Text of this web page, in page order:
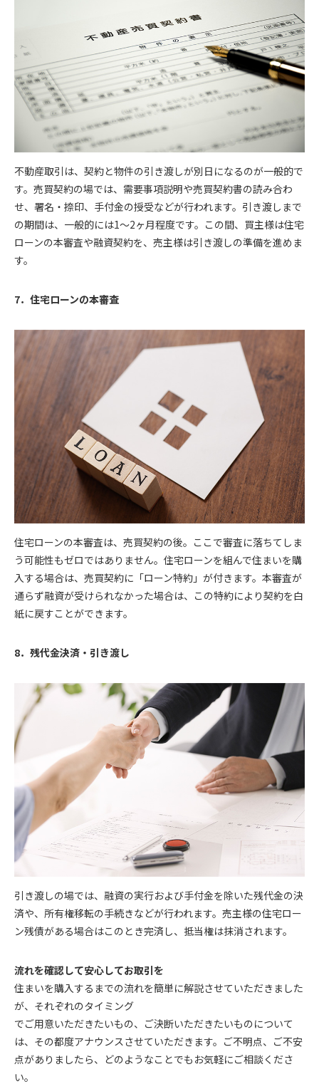
不動産取引は、契約と物件の引き渡しが別日になるのが一般的で
す。売買契約の場では、需要事項説明や売買契約書の読み合わ
せ、署名・捺印、手付金の授受などが行われます。引き渡しまで
の期間は、一般的には1〜2ヶ月程度です。この間、買主様は住宅
ローンの本審査や融資契約を、売主様は引き渡しの準備を進めま
す。
7．住宅ローンの本審査
住宅ローンの本審査は、売買契約の後。ここで審査に落ちてしま
う可能性もゼロではありません。住宅ローンを組んで住まいを購
入する場合は、売買契約に「ローン特約」が付きます。本審査が
通らず融資が受けられなかった場合は、この特約により契約を白
紙に戻すことができます。
8．残代金決済・引き渡し
引き渡しの場では、融資の実行および手付金を除いた残代金の決
済や、所有権移転の手続きなどが行われます。売主様の住宅ロー
ン残債がある場合はこのとき完済し、抵当権は抹消されます。
流れを確認して安心してお取引を
住まいを購入するまでの流れを簡単に解説させていただきました
が、それぞれのタイミング
でご用意いただきたいもの、ご決断いただきたいものについて
は、その都度アナウンスさせていただきます。ご不明点、ご不安
点がありましたら、どのようなことでもお気軽にご相談くださ
い。